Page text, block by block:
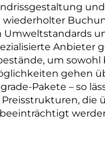
Umweltstandards
Anbieter
um sowohl
gehen
Pakete – so
die